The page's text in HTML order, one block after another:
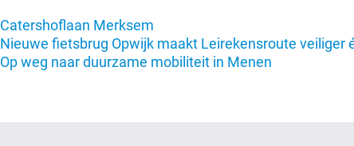
Catershoflaan Merksem
Nieuwe fietsbrug Opwijk maakt Leirekensroute veiliger
Op weg naar duurzame mobiliteit in Menen